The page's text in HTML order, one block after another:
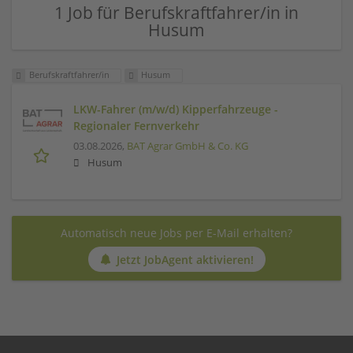
1 Job für Berufskraftfahrer/in in
Husum
Berufskraftfahrer/in Husum
LKW-Fahrer (m/w/d) Kipperfahrzeuge -
Regionaler Fernverkehr
03.08.2026, BAT Agrar GmbH & Co. KG
Husum
Automatisch neue Jobs per E-Mail erhalten?
Jetzt JobAgent aktivieren!